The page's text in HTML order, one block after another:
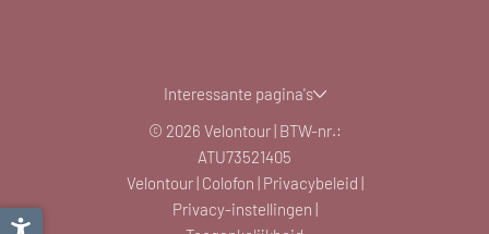
Interessante pagina's
© 2026 Velontour BTW-nr.:
ATU73521405
Velontour Colofon Privacybeleid
Privacy-instellingen